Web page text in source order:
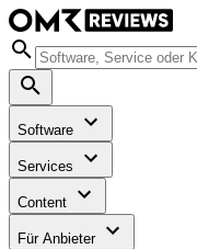
Software
Services
Content
Für Anbieter